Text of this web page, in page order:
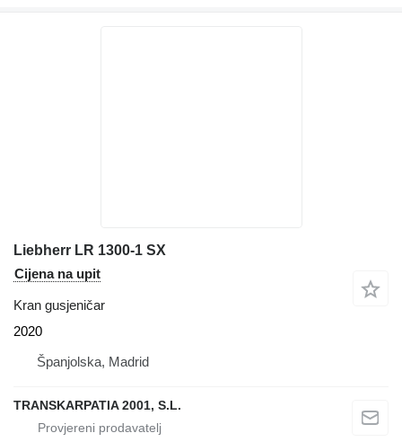
Liebherr LR 1300-1 SX
Cijena na upit
Kran gusjeničar
2020
Španjolska, Madrid
TRANSKARPATIA 2001, S.L.